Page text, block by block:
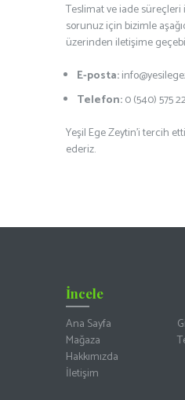
Teslimat ve iade
sorunuz için bizimle
üzerinden iletişime
E-posta:
Telefon:0 (540) 575
Yeşil Ege Zeytin’i tercih
ederiz.
İncele
Ana Sayfa
Mağaza
Hakkımızda
İletişim